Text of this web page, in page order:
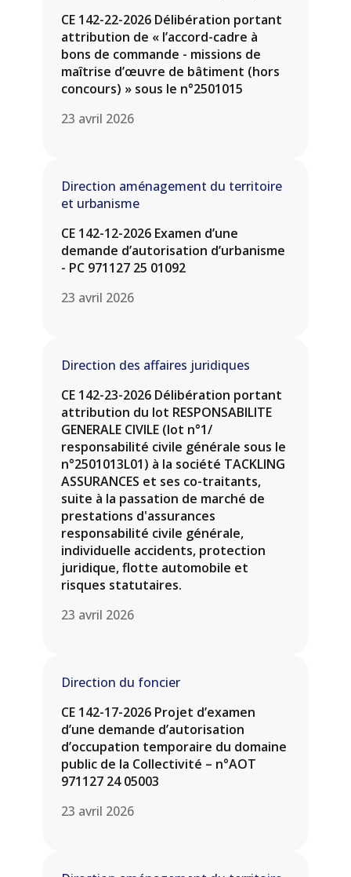
CE 142-22-2026 Délibération portant
attribution de « l’accord-cadre à
bons de commande - missions de
maîtrise d’œuvre de bâtiment (hors
concours) » sous le n°2501015
23 avril 2026
Direction aménagement du territoire
et urbanisme
CE 142-12-2026 Examen d’une
demande d’autorisation d’urbanisme
- PC 971127 25 01092
23 avril 2026
Direction des affaires juridiques
CE 142-23-2026 Délibération portant
attribution du lot RESPONSABILITE
GENERALE CIVILE (lot n°1/
responsabilité civile générale sous le
n°2501013L01) à la société TACKLING
ASSURANCES et ses co-traitants,
suite à la passation de marché de
prestations d'assurances
responsabilité civile générale,
individuelle accidents, protection
juridique, flotte automobile et
risques statutaires.
23 avril 2026
Direction du foncier
CE 142-17-2026 Projet d’examen
d’une demande d’autorisation
d’occupation temporaire du domaine
public de la Collectivité – n°AOT
971127 24 05003
23 avril 2026